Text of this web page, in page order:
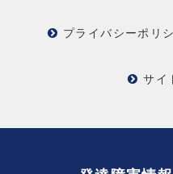
プライバシーポリ
サイ